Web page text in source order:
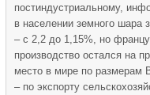
постиндустриальному,
в населении земного шара
– с 2,2 до 1,15%, но
производство остался на
место в мире по размерам
– по экспорту